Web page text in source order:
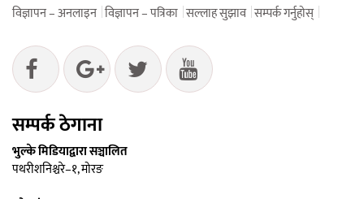
विज्ञापन – अनलाइन विज्ञापन – पत्रिका सल्लाह सुझाव सम्पर्क गर्नुहोस्
सम्पर्क ठेगाना
भुल्के मिडियाद्वारा सञ्चालित
पथरीशनिश्चरे–१, मोरङ